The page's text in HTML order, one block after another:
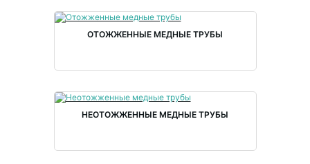
ОТОЖЖЕННЫЕ МЕДНЫЕ ТРУБЫ
НЕОТОЖЖЕННЫЕ МЕДНЫЕ ТРУБЫ